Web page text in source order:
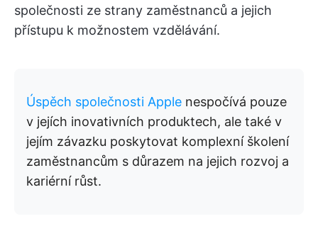
společnosti ze strany zaměstnanců a jejich
přístupu k možnostem vzdělávání.
Úspěch společnosti Apple nespočívá pouze
v jejích inovativních produktech, ale také v
jejím závazku poskytovat komplexní školení
zaměstnancům s důrazem na jejich rozvoj a
kariérní růst.